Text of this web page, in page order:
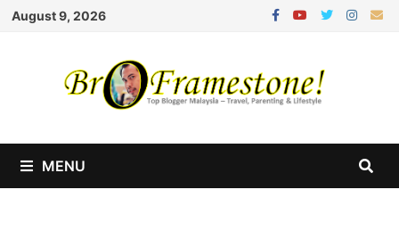
Skip
August 9, 2026
MENU